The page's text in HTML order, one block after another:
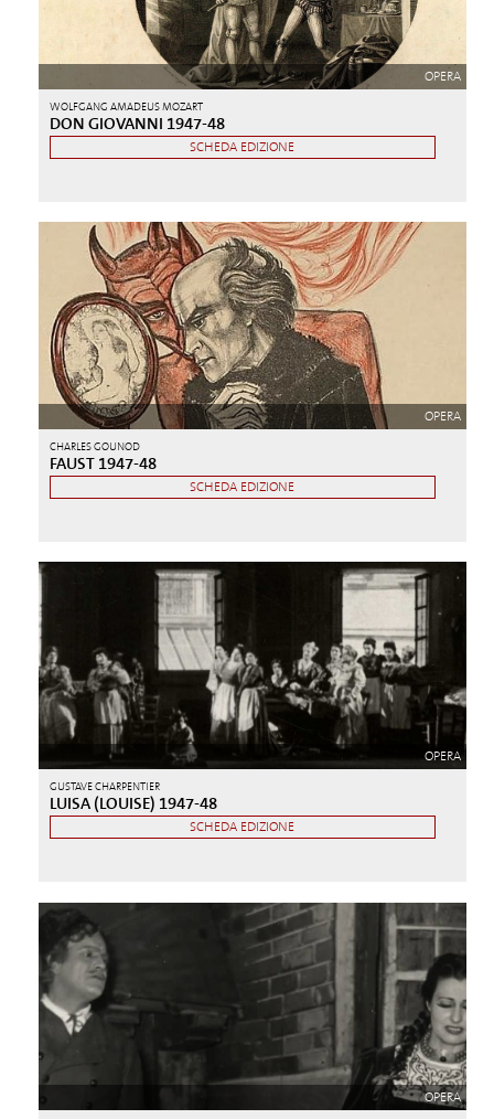
OPERA
WOLFGANG AMADEUS MOZART
DON GIOVANNI 1947-48
SCHEDA EDIZIONE
OPERA
CHARLES GOUNOD
FAUST 1947-48
SCHEDA EDIZIONE
OPERA
GUSTAVE CHARPENTIER
LUISA (LOUISE) 1947-48
SCHEDA EDIZIONE
OPERA